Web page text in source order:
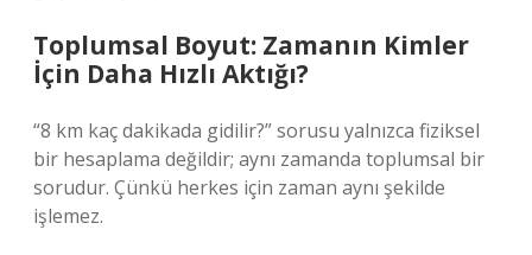
Toplumsal Boyut: Zamanın Kimler
İçin Daha Hızlı Aktığı?
“8 km kaç dakikada gidilir?” sorusu yalnızca fiziksel
bir hesaplama değildir; aynı zamanda toplumsal bir
sorudur. Çünkü herkes için zaman aynı şekilde
işlemez.